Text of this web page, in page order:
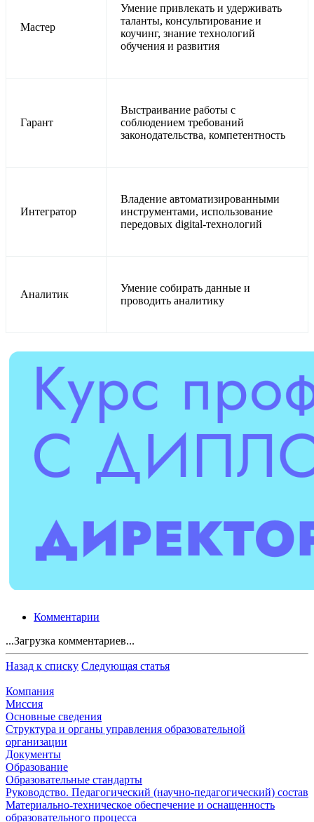
Мастер
Умение привлекать и удерживать
таланты, консультирование и
коучинг, знание технологий
обучения и развития
Гарант
Выстраивание работы с
соблюдением требований
законодательства, компетентность
Интегратор
Владение автоматизированными
инструментами, использование
передовых digital-технологий
Аналитик
Умение собирать данные и
проводить аналитику
Комментарии
...Загрузка комментариев...
Назад к списку Следующая статья
Компания
Миссия
Основные сведения
Структура и органы управления образовательной
организации
Документы
Образование
Образовательные стандарты
Руководство. Педагогический (научно-педагогический) состав
Материально-техническое обеспечение и оснащенность
образовательного процесса